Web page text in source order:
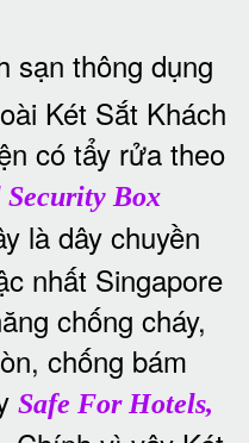
sạn thông dụng
Két Sắt Khách
có tẩy rửa theo
Security Box
là dây chuyền
nhất Singapore
chống cháy,
chống bám
Safe For Hotels,